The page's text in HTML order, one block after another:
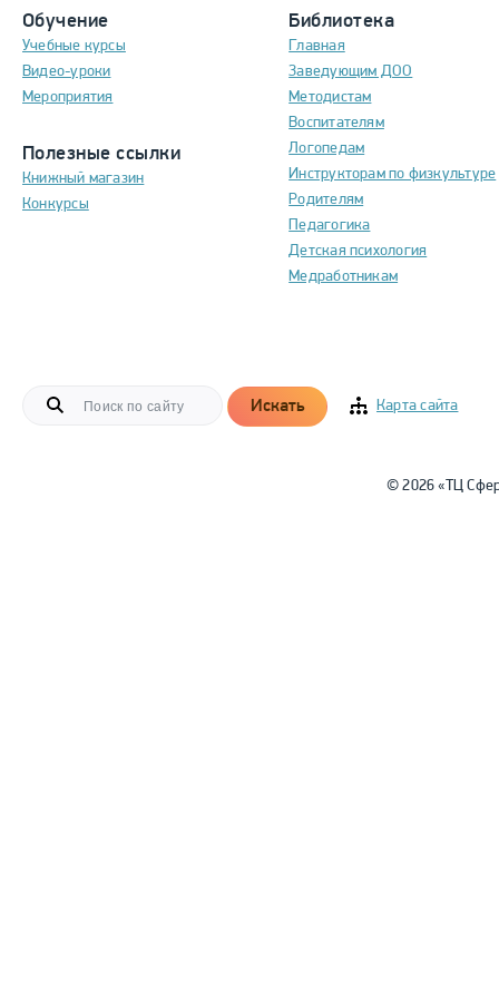
Обучение
Учебные курсы
Видео-уроки
Мероприятия
Полезные ссылки
Книжный магазин
Конкурсы
Библиотека
Главная
Заведующим ДОО
Методистам
Воспитателям
Логопедам
Инструкторам по физкультуре
Родителям
Педагогика
Детская психология
Медработникам
Искать Карта сайта
© 2026 «ТЦ